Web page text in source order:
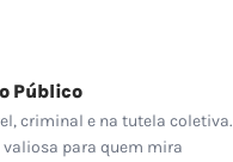
Público
criminal e na tutela coletiva.
valiosa para quem mira